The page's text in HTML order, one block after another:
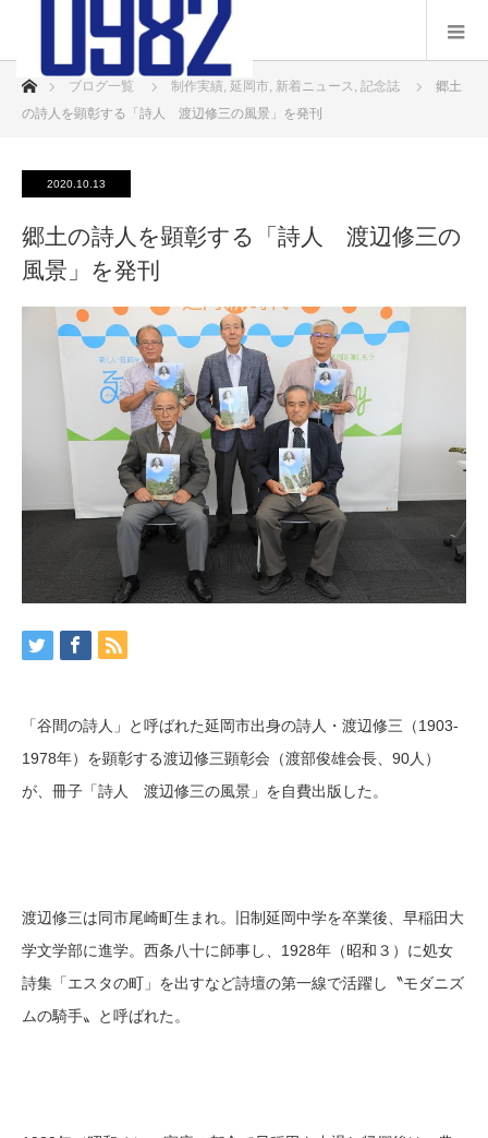
ホームブログ一覧 制作実績, 延岡市, 新着ニュース , 記念誌
郷土
の詩人を顕彰する「詩人 渡辺修三の風景」を発刊
2020.10.13
郷土の詩人を顕彰する「詩人 渡辺修三の
風景」を発刊
「谷間の詩人」と呼ばれた延岡市出身の詩人・渡辺修三（1903-
1978年）を顕彰する渡辺修三顕彰会（渡部俊雄会長、90人）
が、冊子「詩人 渡辺修三の風景」を自費出版した。
渡辺修三は同市尾崎町生まれ。旧制延岡中学を卒業後、早稲田大
学文学部に進学。西条八十に師事し、1928年（昭和３）に処女
詩集「エスタの町」を出すなど詩壇の第一線で活躍し〝モダニズ
ムの騎手〟と呼ばれた。